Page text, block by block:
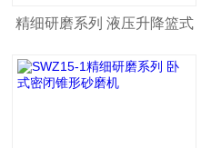
精细研磨系列 液压升降篮式
研磨机